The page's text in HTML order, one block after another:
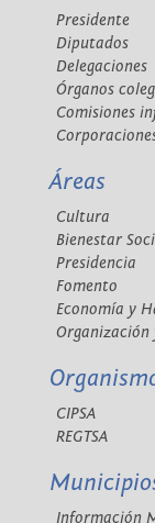
Presidente
Diputados
Delegaciones
Órganos
Comisiones
Áreas
Cultura
Bienestar
Presidencia
Fomento
Economía y
Organización
CIPSA
REGTSA
Información